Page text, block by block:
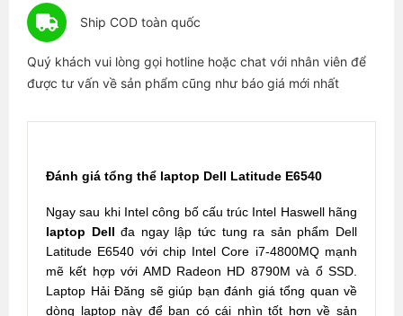
Ship COD toàn quốc
Quý khách vui lòng gọi hotline hoặc chat với nhân viên để
được tư vấn về sản phẩm cũng như báo giá mới nhất
Đánh giá tổng thể laptop Dell Latitude E6540
Ngay sau khi Intel công bố cấu trúc Intel Haswell hãng
laptop Dell đa ngay lập tức tung ra sản phẩm Dell
Latitude E6540 với chip Intel Core i7-4800MQ mạnh
mẽ kết hợp với AMD Radeon HD 8790M và ổ SSD.
Laptop Hải Đăng sẽ giúp bạn đánh giá tổng quan về
dòng laptop này để bạn có cái nhìn tốt hơn về sản